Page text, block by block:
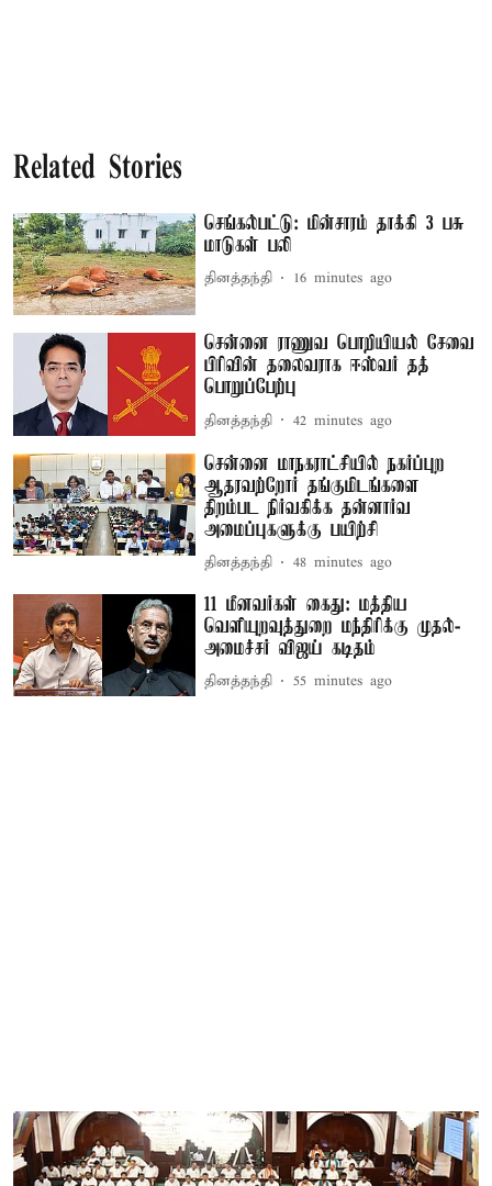
Related Stories
செங்கல்பட்டு: மின்சாரம் தாக்கி 3 பசு
மாடுகள் பலி
தினத்தந்தி 16 minutes ago
சென்னை ராணுவ பொறியியல் சேவை
பிரிவின் தலைவராக ஈஸ்வர் தத்
பொறுப்பேற்பு
தினத்தந்தி 42 minutes ago
சென்னை மாநகராட்சியில் நகர்ப்புற
ஆதரவற்றோர் தங்குமிடங்களை
திறம்பட நிர்வகிக்க தன்னார்வ
அமைப்புகளுக்கு பயிற்சி
தினத்தந்தி 48 minutes ago
11 மீனவர்கள் கைது: மத்திய
வெளியுறவுத்துறை மந்திரிக்கு முதல்-
அமைச்சர் விஜய் கடிதம்
தினத்தந்தி 55 minutes ago